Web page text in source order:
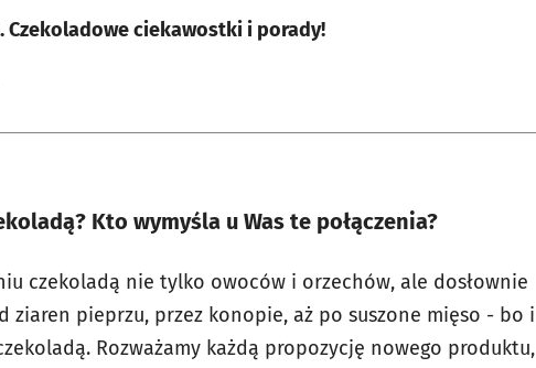
Czekoladowe ciekawostki i porady!
Kto wymyśla u Was te połączenia?
czekoladą nie tylko owoców i orzechów, ale dosłownie
ziaren pieprzu, przez konopie, aż po suszone mięso - bo i
Rozważamy każdą propozycję nowego produktu,